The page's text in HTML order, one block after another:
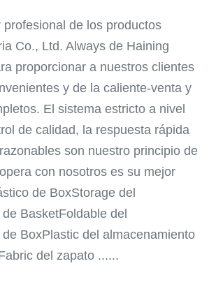
profesional de los productos
Co., Ltd. Always de Haining
proporcionar a nuestros clientes
y de la caliente-venta y
El sistema estricto a nivel
de calidad, la respuesta rápida
son nuestro principio de
con nosotros es su mejor
de BoxStorage del
BasketFoldable del
BoxPlastic del almacenamiento
del zapato ......